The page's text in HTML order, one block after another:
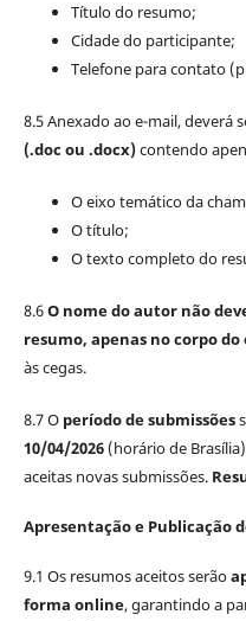
Título do resumo;
Cidade do participante;
Telefone para contato
8.5 Anexado ao e-mail, deverá
(.doc ou .docx)contendo
O eixo temático da
O título;
O texto completo do
8.6O nome do autor não
resumo, apenas no corpo do
às cegas.
8.7 O período de submissões
10/04/2026(horário de
aceitas novas submissões.
Apresentação e Publicação
9.1 Os resumos aceitos serão
forma online, garantindo a